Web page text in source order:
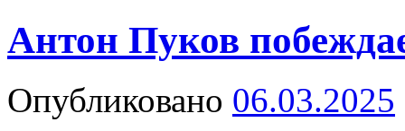
Антон Пуков
Опубликовано 06.03.2025